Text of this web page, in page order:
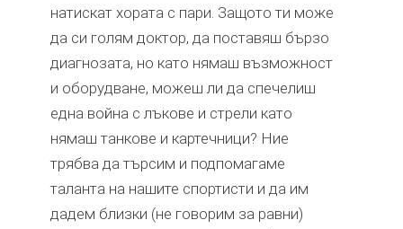
натискат хората с пари. Защото ти може
да си голям доктор, да поставяш бързо
диагнозата, но като нямаш възможност
и оборудване, можеш ли да спечелиш
една война с лъкове и стрели като
нямаш танкове и картечници? Ние
трябва да търсим и подпомагаме
таланта на нашите спортисти и да им
дадем близки (не говорим за равни)